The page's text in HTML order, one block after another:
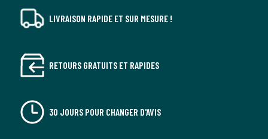
LIVRAISON RAPIDE ET SUR MESURE !
RETOURS GRATUITS ET RAPIDES
30 JOURS POUR CHANGER D'AVIS